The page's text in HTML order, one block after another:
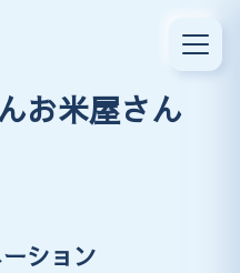
お米屋さん
ション